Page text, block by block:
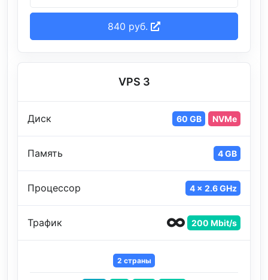
840 руб.
VPS 3
Диск 60 GB NVMe
Память 4 GB
Процессор 4 x 2.6 GHz
Трафик 200 Mbit/s
2 страны